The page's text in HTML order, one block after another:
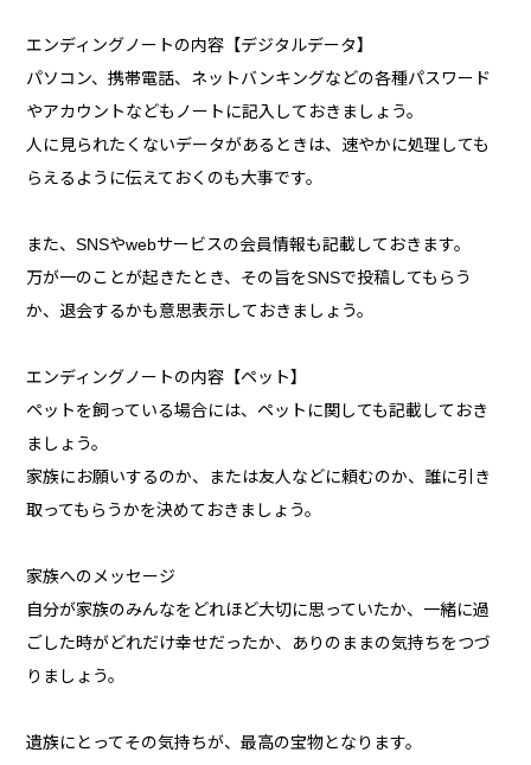
エンディングノートの内容【デジタルデータ】
パソコン、携帯電話、ネットバンキングなどの各種パスワード
やアカウントなどもノートに記入しておきましょう。
人に見られたくないデータがあるときは、速やかに処理しても
らえるように伝えておくのも大事です。
また、SNSやwebサービスの会員情報も記載しておきます。
万が一のことが起きたとき、その旨をSNSで投稿してもらう
か、退会するかも意思表示しておきましょう。
エンディングノートの内容【ペット】
ペットを飼っている場合には、ペットに関しても記載しておき
ましょう。
家族にお願いするのか、または友人などに頼むのか、誰に引き
取ってもらうかを決めておきましょう。
家族へのメッセージ
自分が家族のみんなをどれほど大切に思っていたか、一緒に過
ごした時がどれだけ幸せだったか、ありのままの気持ちをつづ
りましょう。
遺族にとってその気持ちが、最高の宝物となります。